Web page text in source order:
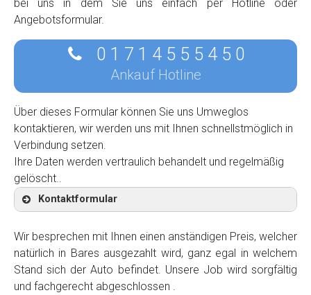
bei uns in dem Sie uns einfach per Hotline oder
Angebotsformular.
0 1 7 1 4 5 5 5 4 5 0
Ankauf Hotline
Über dieses Formular können Sie uns Umweglos
kontaktieren, wir werden uns mit Ihnen schnellstmöglich in
Verbindung setzen.
Ihre Daten werden vertraulich behandelt und regelmäßig
gelöscht..
Kontaktformular
Kontaktformular
Wir besprechen mit Ihnen einen anständigen Preis, welcher
natürlich in Bares ausgezahlt wird, ganz egal in welchem
Stand sich der Auto befindet. Unsere Job wird sorgfältig
und fachgerecht abgeschlossen .